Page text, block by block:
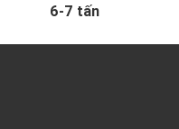
6-7 tấn